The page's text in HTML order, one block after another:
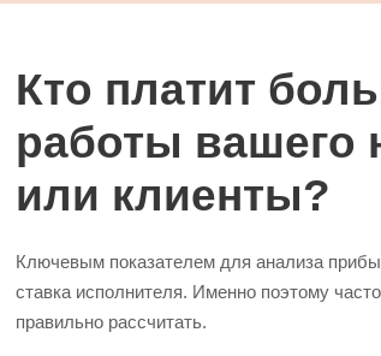
Кто платит
работы вашего
или клиенты?
Ключевым показателем для анализа
ставка исполнителя. Именно поэтому
правильно рассчитать.